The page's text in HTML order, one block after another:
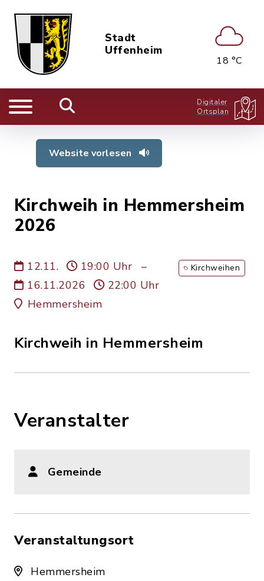
Stadt
Uffenheim
18 °C
Digitaler
Ortsplan
Website vorlesen
Kirchweih in Hemmersheim
2026
12.11. 19:00 Uhr
–
16.11.2026
22:00 Uhr
Hemmersheim
Kirchweihen
Kirchweih in Hemmersheim
Veranstalter
Gemeinde
Veranstaltungsort
Hemmersheim